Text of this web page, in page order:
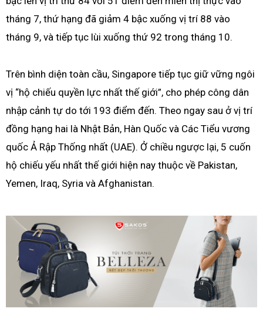
tháng 7, thứ hạng đã giảm 4 bậc xuống vị trí 88 vào
tháng 9, và tiếp tục lùi xuống thứ 92 trong tháng 10.
Trên bình diện toàn cầu, Singapore tiếp tục giữ vững ngôi
vị “hộ chiếu quyền lực nhất thế giới”, cho phép công dân
nhập cảnh tự do tới 193 điểm đến. Theo ngay sau ở vị trí
đồng hạng hai là Nhật Bản, Hàn Quốc và Các Tiểu vương
quốc Ả Rập Thống nhất (UAE). Ở chiều ngược lại, 5 cuốn
hộ chiếu yếu nhất thế giới hiện nay thuộc về Pakistan,
Yemen, Iraq, Syria và Afghanistan.